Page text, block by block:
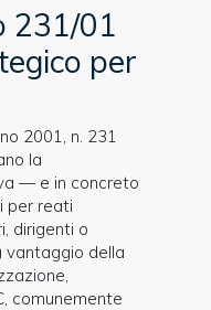
231/01
per
2001, n. 231
la
— e in concreto
per reati
dirigenti o
vantaggio della
comunemente